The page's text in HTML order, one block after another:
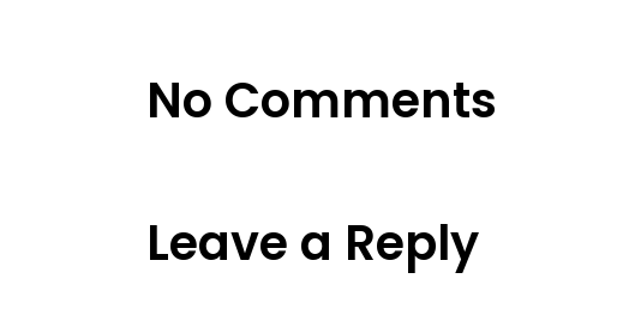
No Comments
Leave a Reply